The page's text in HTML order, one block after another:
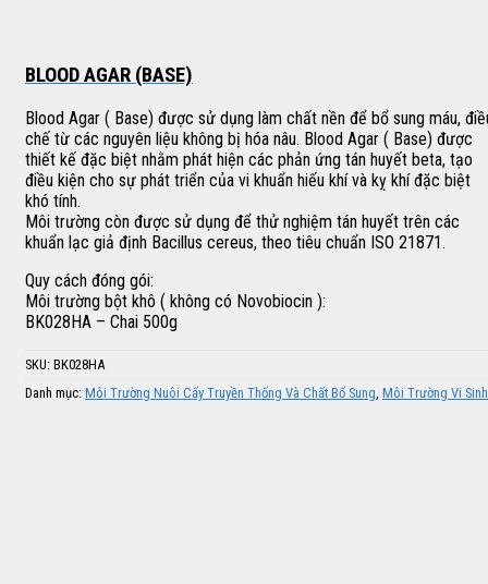
BLOOD AGAR (BASE)
Blood Agar ( Base) được sử dụng làm chất nền để bổ sung máu,
chế từ các nguyên liệu không bị hóa nâu. Blood Agar ( Base) được
thiết kế đặc biệt nhằm phát hiện các phản ứng tán huyết beta, tạo
điều kiện cho sự phát triển của vi khuẩn hiếu khí và kỵ khí đặc biệt
khó tính.
Môi trường còn được sử dụng để thử nghiệm tán huyết trên các
khuẩn lạc giả định Bacillus cereus, theo tiêu chuẩn ISO 21871.
Quy cách đóng gói:
Môi trường bột khô ( không có Novobiocin ):
BK028HA – Chai 500g
SKU: BK028HA
Danh mục: Môi Trường Nuôi Cấy Truyền Thống Và Chất Bổ Sung Môi Trường Vi Sinh